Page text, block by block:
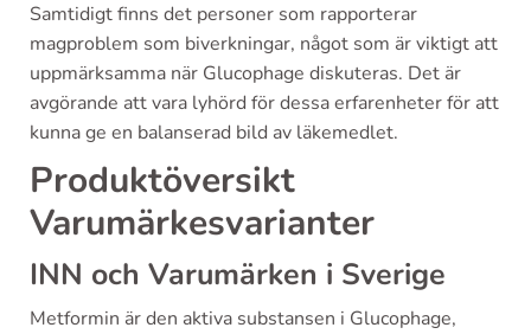
Samtidigt finns det personer som rapporterar
magproblem som biverkningar, något som är viktigt att
uppmärksamma när Glucophage diskuteras. Det är
avgörande att vara lyhörd för dessa erfarenheter för att
kunna ge en balanserad bild av läkemedlet.
Produktöversikt
Varumärkesvarianter
INN och Varumärken i Sverige
Metformin är den aktiva substansen i Glucophage,